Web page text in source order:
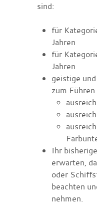
sind:
für
Jahren
für
Jahren
geistige
zum
Ihr
erwarten,
oder
beachten
nehmen.